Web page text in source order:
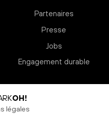
Partenaires
Presse
Jobs
Engagement durable
OH!
légales